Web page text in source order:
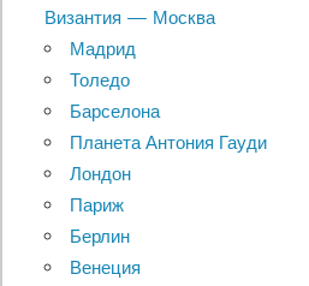
Византия — Москва
Мадрид
Толедо
Барселона
Планета Антония Гауди
Лондон
Париж
Берлин
Венеция